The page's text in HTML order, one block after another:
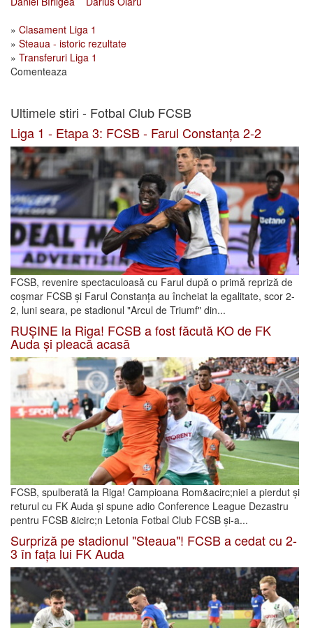
» Clasament Liga 1
» Steaua - istoric rezultate
» Transferuri Liga 1
Comenteaza
Ultimele stiri - Fotbal Club FCSB
Liga 1 - Etapa 3: FCSB - Farul Constanța 2-2
FCSB, revenire spectaculoasă cu Farul după o primă repriză de
coșmar FCSB și Farul Constanța au încheiat la egalitate, scor 2-
2, luni seara, pe stadionul "Arcul de Triumf" din...
RUȘINE la Riga! FCSB a fost făcută KO de FK
Auda și pleacă acasă
FCSB, spulberată la Riga! Campioana Rom&acirc;niei a pierdut și
returul cu FK Auda și spune adio Conference League Dezastru
pentru FCSB &icirc;n Letonia Fotbal Club FCSB și-a...
Surpriză pe stadionul "Steaua"! FCSB a cedat cu 2-
3 în fața lui FK Auda